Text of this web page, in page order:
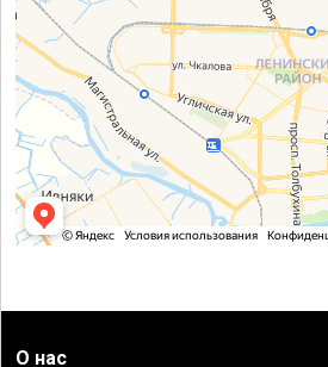
О нас